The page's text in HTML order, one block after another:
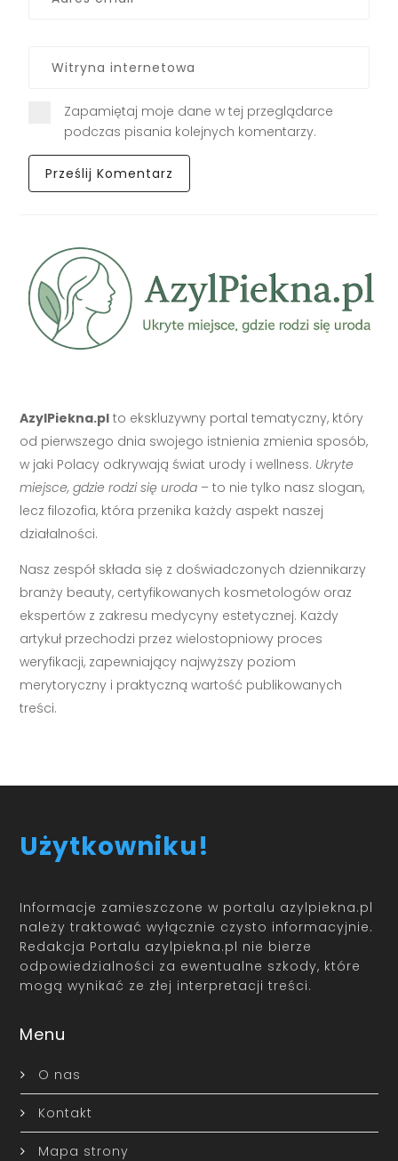
Zapamiętaj moje dane w tej przeglądarce
podczas pisania kolejnych komentarzy.
AzylPiekna.pl to ekskluzywny portal tematyczny, który
od pierwszego dnia swojego istnienia zmienia sposób,
w jaki Polacy odkrywają świat urody i wellness. Ukryte
miejsce, gdzie rodzi się uroda – to nie tylko nasz slogan,
lecz filozofia, która przenika każdy aspekt naszej
działalności.
Nasz zespół składa się z doświadczonych dziennikarzy
branży beauty, certyfikowanych kosmetologów oraz
ekspertów z zakresu medycyny estetycznej. Każdy
artykuł przechodzi przez wielostopniowy proces
weryfikacji, zapewniający najwyższy poziom
merytoryczny i praktyczną wartość publikowanych
treści.
Użytkowniku!
Informacje zamieszczone w portalu azylpiekna.pl
należy traktować wyłącznie czysto informacyjnie.
Redakcja Portalu azylpiekna.pl nie bierze
odpowiedzialności za ewentualne szkody, które
mogą wynikać ze złej interpretacji treści.
Menu
O nas
Kontakt
Mapa strony